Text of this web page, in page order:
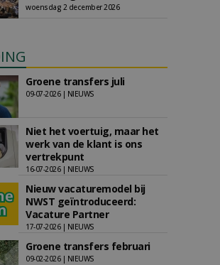
woensdag 2 december 2026
Groene transfers juli
09-07-2026 | NIEUWS
Niet het voertuig, maar het
werk van de klant is ons
vertrekpunt
16-07-2026 | NIEUWS
Nieuw vacaturemodel bij
NWST geïntroduceerd:
Vacature Partner
17-07-2026 | NIEUWS
Groene transfers februari
09-02-2026 | NIEUWS